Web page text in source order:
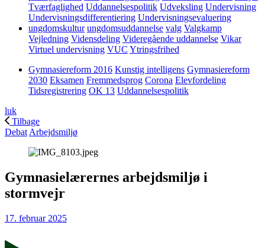
Tværfaglighed Uddannelsespolitik Udveksling Undervisning
Undervisningsdifferentiering Undervisningsevaluering
ungdomskultur ungdomsuddannelse valg Valgkamp
Vejledning Vidensdeling Videregående uddannelse Vikar
Virtuel undervisning VUC Ytringsfrihed
Gymnasiereform 2016 Kunstig intelligens Gymnasiereform
2030 Eksamen Fremmedsprog Corona Elevfordeling
Tidsregistrering OK 13 Uddannelsespolitik
luk
Tilbage
Debat Arbejdsmiljø
Gymnasielærernes arbejdsmiljø i
stormvejr
17. februar 2025